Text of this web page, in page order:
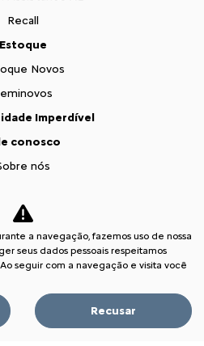
Recall
Estoque
Novos
Imperdível
conosco
nós
Drive
conosco
de privacidade
bem maior é a vida.
a navegação, fazemos uso de nossa
seus dados pessoais respeitamos
Ao seguir com a navegação e visita você
Recusar